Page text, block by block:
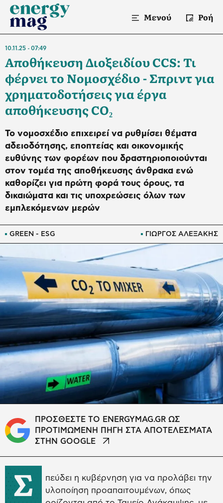
Μενού Ροή
GREEN - ESG ΓΙΩΡΓΟΣ ΑΛΕΞΑΚΗΣ
10.11.25 07:49
Αποθήκευση Διοξειδίου CCS: Τι
φέρνει το Νομοσχέδιο - Σπριντ για
χρηματοδοτήσεις για έργα
αποθήκευσης CO₂
Το νομοσχέδιο επιχειρεί να ρυθμίσει θέματα
αδειοδότησης, εποπτείας και οικονομικής
ευθύνης των φορέων που δραστηριοποιούνται
στον τομέα της αποθήκευσης άνθρακα ενώ
καθορίζει για πρώτη φορά τους όρους, τα
δικαιώματα και τις υποχρεώσεις όλων των
εμπλεκόμενων μερών
ΠΡΟΣΘΕΣΤΕ ΤΟ ENERGYMAG.GR ΩΣ
ΠΡΟΤΙΜΩΜΕΝΗ ΠΗΓΗ ΣΤΑ ΑΠΟΤΕΛΕΣΜΑΤΑ
ΣΤΗΝ GOOGLE
Σ
πεύδει η κυβέρνηση για να προλάβει την
υλοποίηση προαπαιτουμένων, όπως